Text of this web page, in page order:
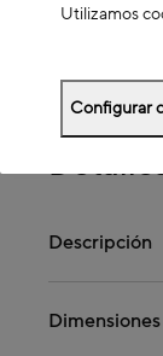
Descripción
Dimensiones
Utilizamos
Configurar